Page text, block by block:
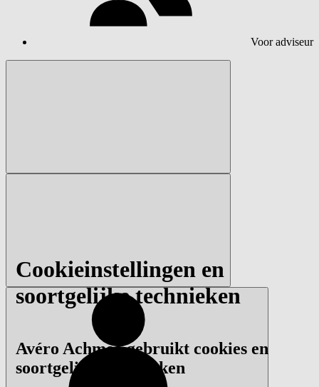
Voor adviseur
Cookieinstellingen en
soortgelijke technieken
Avéro Achmea gebruikt cookies en
soortgelijke technieken